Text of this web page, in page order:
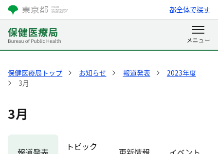
都全体で探す
保健医療局トップ お知らせ 報道発表
2023年度
3月
3月
トピック